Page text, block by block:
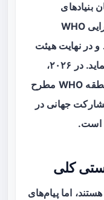
بنیادهای
اعطا‌کننده جوایز و اعضای هیئت اجرایی WHO
و در نهایت هیئت
اجرایی WHO برندگان را تعیین می‌نماید. در ۲۰۲۶،
نزدیک به ۱۰۰ نامزد از تمام شش منطقه WHO مطرح
جهانی در
است.
کلی
اما پیام‌های